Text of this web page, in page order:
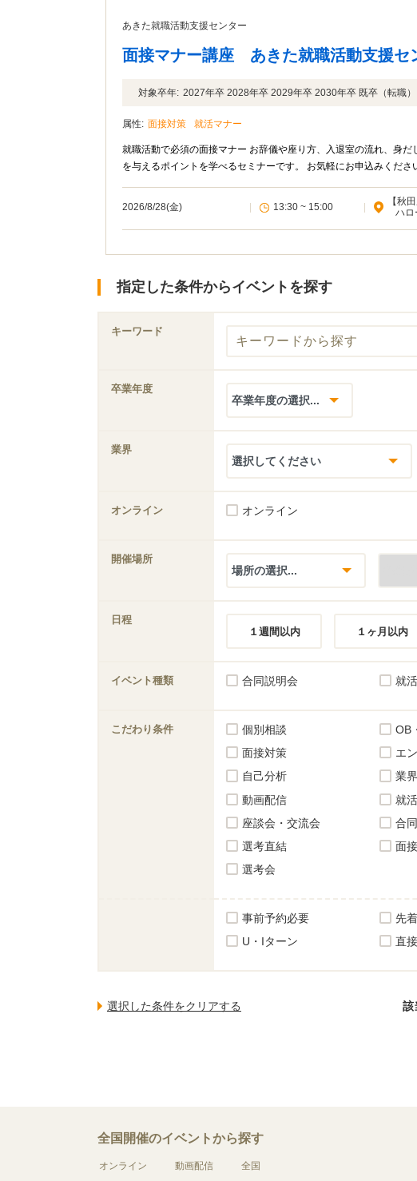
あきた就職活動支援センター
面接マナー講座 あきた就職活動支援セ
対象卒年: 2027年卒 2028年卒 2029年卒 2030年卒 既卒（転職）
属性: 面接対策 就活マナー
就職活動で必須の面接マナー お辞儀や座り方、入退室の流れ、身
を与えるポイントを学べるセミナーです。 お気軽にお申込みくださ
2026/8/28(金) 13:30 ~ 15:00
【秋田
ハロ
指定した条件からイベントを探す
キーワード
卒業年度
業界
オンライン オンライン
開催場所
日程
１週間以内
１ヶ月以内
イベント種類 合同説明会 就
こだわり条件 個別相談 OB
面接対策
エ
自己分析
業
動画配信
就
座談会・交流会
合
選考直結
面
選考会
事前予約必要 先
U・Iターン
直
該
全国開催のイベントから探す
オンライン 動画配信 全国